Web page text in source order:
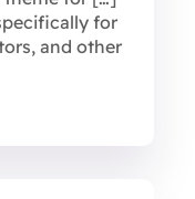
for
and other